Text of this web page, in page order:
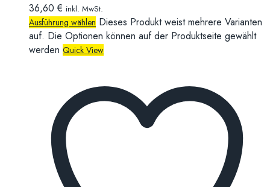
36,60€ inkl. MwSt.
Ausführung wählen Dieses Produkt weist mehrere Varianten
auf. Die Optionen können auf der Produktseite gewählt
werden Quick View